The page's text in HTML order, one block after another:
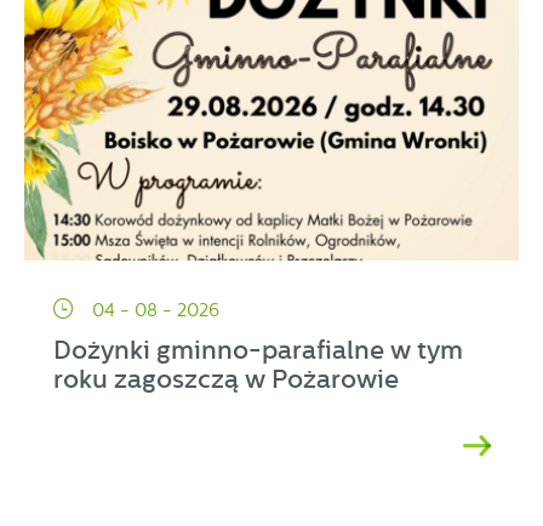
04 - 08 - 2026
Dożynki gminno-parafialne w tym
roku zagoszczą w Pożarowie